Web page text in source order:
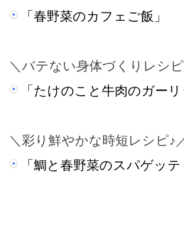
「春野菜のカフェご飯」
＼バテない身体づくりレシ
「たけのこと牛肉のガー
＼彩り鮮やかな時短レシピ♪
「鯛と春野菜のスパゲッテ